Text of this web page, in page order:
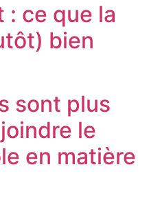
: ce que la
bien
sont plus
le
en matière